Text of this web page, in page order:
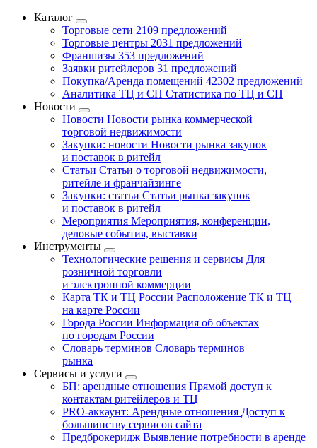
Каталог
Торговые сети 2109 предложений
Торговые центры 2031 предложений
Франшизы 353 предложений
Заявки ритейлеров 31 предложений
Покупка/Аренда помещений 42302 предложений
Аналитика ТЦ и СП Статистика по ТЦ и СП
Новости
Новости Новости рынка коммерческой
торговой недвижимости
Закупки: новости Новости рынка закупок
и поставок в ритейл
Статьи Статьи о торговой недвижимости,
ритейле и франчайзинге
Закупки: статьи Статьи рынка закупок
и поставок в ритейл
Мероприятия Мероприятия, конференции,
деловые события, выставки
Инструменты
Технологические решения и сервисы Для
розничной торговли
и электронной коммерции
Карта ТК и ТЦ России Расположение ТК и ТЦ
на карте России
Города России Информация об объектах
по городам России
Словарь терминов Словарь терминов
рынка
Сервисы и услуги
БП: арендные отношения Прямой доступ к
контактам ритейлеров и ТЦ
PRO-аккаунт: Арендные отношения Доступ к
большинству сервисов сайта
Предброкеридж Выявление потребности в аренде